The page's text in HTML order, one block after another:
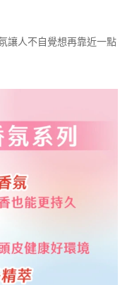
讓人不自覺想再靠近一點